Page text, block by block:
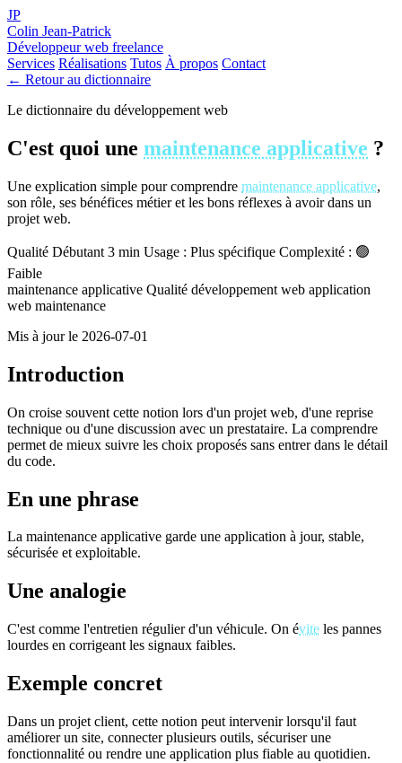
JP
Colin Jean-Patrick
Développeur web freelance
Services Réalisations Tutos À propos Contact
← Retour au dictionnaire
Le dictionnaire du développement web
C'est quoi une maintenance applicative ?
Une explication simple pour comprendre maintenance applicative,
son rôle, ses bénéfices métier et les bons réflexes à avoir dans un
projet web.
Qualité Débutant 3 min Usage : Plus spécifique Complexité : 🟢
Faible
maintenance applicative Qualité développement web application
web maintenance
Mis à jour le 2026-07-01
Introduction
On croise souvent cette notion lors d'un projet web, d'une reprise
technique ou d'une discussion avec un prestataire. La comprendre
permet de mieux suivre les choix proposés sans entrer dans le détail
du code.
En une phrase
La maintenance applicative garde une application à jour, stable,
sécurisée et exploitable.
Une analogie
C'est comme l'entretien régulier d'un véhicule. On évite les pannes
lourdes en corrigeant les signaux faibles.
Exemple concret
Dans un projet client, cette notion peut intervenir lorsqu'il faut
améliorer un site, connecter plusieurs outils, sécuriser une
fonctionnalité ou rendre une application plus fiable au quotidien.